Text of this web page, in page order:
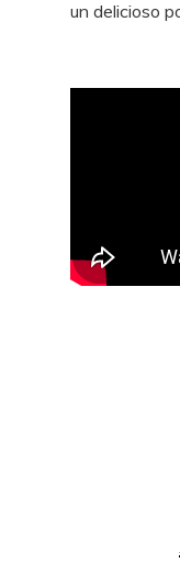
un delicioso